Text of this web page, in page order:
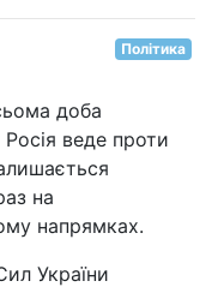
Політика
доба
веде проти
на
напрямках.
України